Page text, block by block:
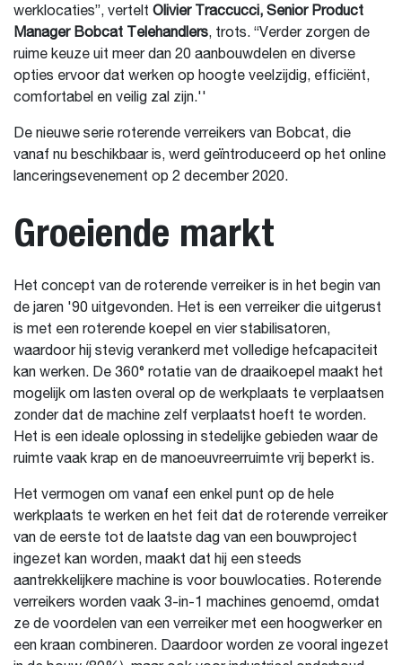
werklocaties”, vertelt Olivier Traccucci, Senior Product
Manager Bobcat Telehandlers, trots. “Verder zorgen de
ruime keuze uit meer dan 20 aanbouwdelen en diverse
opties ervoor dat werken op hoogte veelzijdig, efficiënt,
comfortabel en veilig zal zijn.''
De nieuwe serie roterende verreikers van Bobcat, die
vanaf nu beschikbaar is, werd geïntroduceerd op het online
lanceringsevenement op 2 december 2020.
Groeiende markt
Het concept van de roterende verreiker is in het begin van
de jaren '90 uitgevonden. Het is een verreiker die uitgerust
is met een roterende koepel en vier stabilisatoren,
waardoor hij stevig verankerd met volledige hefcapaciteit
kan werken. De 360° rotatie van de draaikoepel maakt het
mogelijk om lasten overal op de werkplaats te verplaatsen
zonder dat de machine zelf verplaatst hoeft te worden.
Het is een ideale oplossing in stedelijke gebieden waar de
ruimte vaak krap en de manoeuvreerruimte vrij beperkt is.
Het vermogen om vanaf een enkel punt op de hele
werkplaats te werken en het feit dat de roterende verreiker
van de eerste tot de laatste dag van een bouwproject
ingezet kan worden, maakt dat hij een steeds
aantrekkelijkere machine is voor bouwlocaties. Roterende
verreikers worden vaak 3-in-1 machines genoemd, omdat
ze de voordelen van een verreiker met een hoogwerker en
een kraan combineren. Daardoor worden ze vooral ingezet